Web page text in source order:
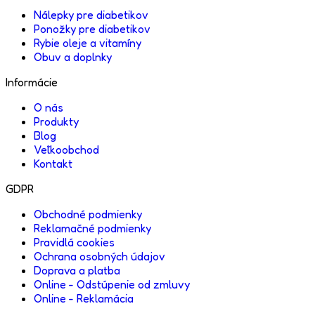
Nálepky pre diabetikov
Ponožky pre diabetikov
Rybie oleje a vitamíny
Obuv a doplnky
Informácie
O nás
Produkty
Blog
Veľkoobchod
Kontakt
GDPR
Obchodné podmienky
Reklamačné podmienky
Pravidlá cookies
Ochrana osobných údajov
Doprava a platba
Online - Odstúpenie od zmluvy
Online - Reklamácia